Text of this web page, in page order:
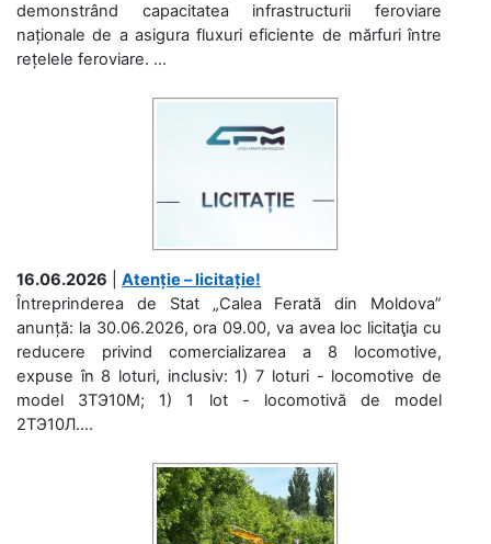
demonstrând capacitatea infrastructurii feroviare
naționale de a asigura fluxuri eficiente de mărfuri între
rețelele feroviare. ...
16.06.2026
Atenție – licitație!
Întreprinderea de Stat „Calea Ferată din Moldova”
anunță: la 30.06.2026, ora 09.00, va avea loc licitaţia cu
reducere privind comercializarea a 8 locomotive,
expuse în 8 loturi, inclusiv: 1) 7 loturi - locomotive de
model 3ТЭ10М; 1) 1 lot - locomotivă de model
2ТЭ10Л....